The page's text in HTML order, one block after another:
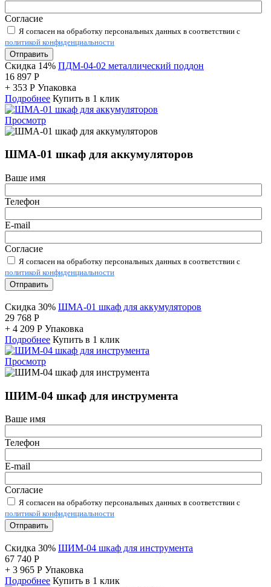
Согласие
Я согласен на обработку персональных данных в соответствии с
политикой конфиденциальности
Отправить
Скидка 14% ПДМ-04-02 металлический поддон
16 897 Р
+ 353 Р Упаковка
Подробнее Купить в 1 клик
Просмотр
ШМА-01 шкаф для аккумуляторов
Ваше имя
Телефон
E-mail
Согласие
Я согласен на обработку персональных данных в соответствии с
политикой конфиденциальности
Отправить
Скидка 30% ШМА-01 шкаф для аккумуляторов
29 768 Р
+ 4 209 Р Упаковка
Подробнее Купить в 1 клик
Просмотр
ШИМ-04 шкаф для инструмента
Ваше имя
Телефон
E-mail
Согласие
Я согласен на обработку персональных данных в соответствии с
политикой конфиденциальности
Отправить
Скидка 30% ШИМ-04 шкаф для инструмента
67 740 Р
+ 3 965 Р Упаковка
Подробнее Купить в 1 клик